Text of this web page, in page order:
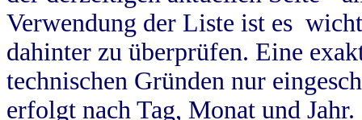
Verwendung der Liste ist es
dahinter zu überprüfen. Eine
technischen Gründen nur
erfolgt nach Tag, Monat und Jahr.